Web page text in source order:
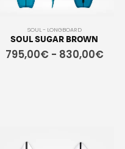
SOUL - LONGBOARD
SOUL SUGAR BROWN
795,00€ - 830,00€